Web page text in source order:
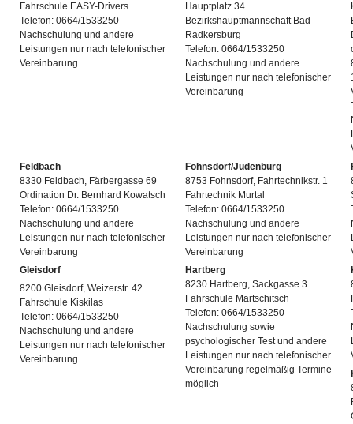
Fahrschule EASY-Drivers
Telefon: 0664/1533250
Nachschulung und andere
Leistungen nur nach telefonischer
Vereinbarung
Hauptplatz 34
Bezirkshauptmannschaft Bad
Radkersburg
Telefon: 0664/1533250
Nachschulung und andere
Leistungen nur nach telefonischer
Vereinbarung
Feldbach
8330 Feldbach, Färbergasse 69
Ordination Dr. Bernhard Kowatsch
Telefon: 0664/1533250
Nachschulung und andere
Leistungen nur nach telefonischer
Vereinbarung
Fohnsdorf/Judenburg
8753 Fohnsdorf, Fahrtechnikstr. 1
Fahrtechnik Murtal
Telefon: 0664/1533250
Nachschulung und andere
Leistungen nur nach telefonischer
Vereinbarung
Gleisdorf
8200 Gleisdorf, Weizerstr. 42
Fahrschule Kiskilas
Telefon: 0664/1533250
Nachschulung und andere
Leistungen nur nach telefonischer
Vereinbarung
Hartberg
8230 Hartberg, Sackgasse 3
Fahrschule Martschitsch
Telefon: 0664/1533250
Nachschulung sowie
psychologischer Test und andere
Leistungen nur nach telefonischer
Vereinbarung regelmäßig Termine
möglich